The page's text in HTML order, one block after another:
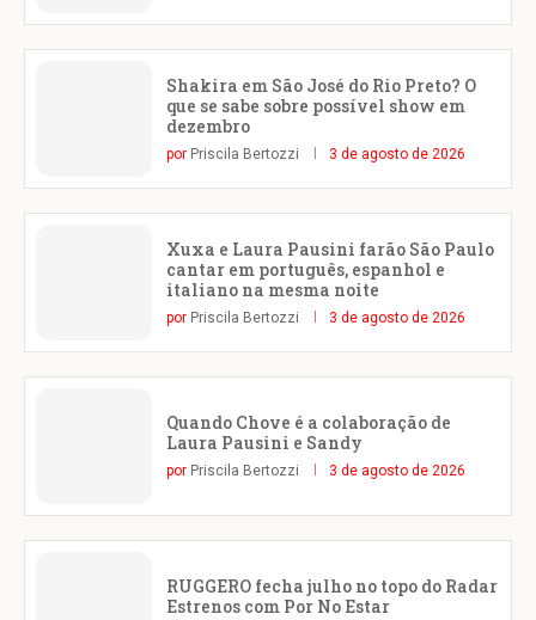
Shakira em São José do Rio Preto? O
que se sabe sobre possível show em
dezembro
por Priscila Bertozzi 3 de agosto de 2026
Xuxa e Laura Pausini farão São Paulo
cantar em português, espanhol e
italiano na mesma noite
por Priscila Bertozzi 3 de agosto de 2026
Quando Chove é a colaboração de
Laura Pausini e Sandy
por Priscila Bertozzi 3 de agosto de 2026
RUGGERO fecha julho no topo do Radar
Estrenos com Por No Estar